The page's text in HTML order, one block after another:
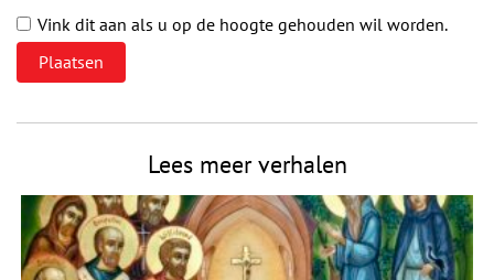
Vink dit aan als u op de hoogte gehouden wil worden.
Lees meer verhalen